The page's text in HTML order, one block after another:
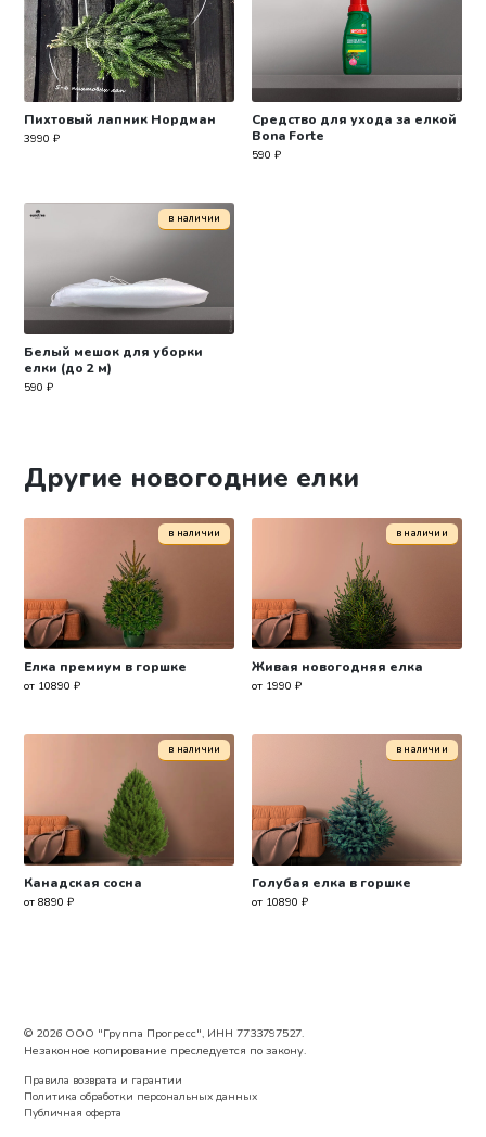
Пихтовый лапник Нордман
3990₽
Средство для ухода за елкой
Bona Forte
590₽
Белый мешок для уборки
елки (до 2 м)
590₽
в наличии
Другие новогодние елки
Елка премиум в горшке
от 10890 ₽
в наличии
Живая новогодняя елка
от 1990 ₽
в наличии
Канадская сосна
от 8890 ₽
в наличии
Голубая елка в горшке
от 10890 ₽
в наличии
© 2026 ООО "Группа Прогресс", ИНН 7733797527.
Незаконное копирование преследуется по закону.
Правила возврата и гарантии
Политика обработки персональных данных
Публичная оферта